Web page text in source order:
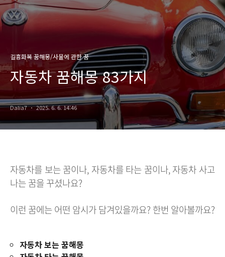
길흉화복 꿈해몽/사물에 관한 꿈
자동차 꿈해몽 83가지
Dalia7 2025. 6. 6. 14:46
자동차를 보는 꿈이나, 자동차를 타는 꿈이나, 자동차 사고
나는 꿈을 꾸셨나요?
이런 꿈에는 어떤 암시가 담겨있을까요? 한번 알아볼까요?
자동차 보는 꿈해몽